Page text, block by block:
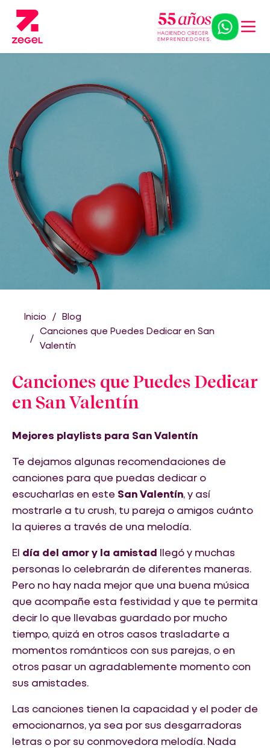
Inicio
Blog
Canciones que Puedes Dedicar en San
Valentín
Canciones que Puedes Dedicar
en San Valentín
Mejores playlists para San Valentín
Te dejamos algunas recomendaciones de
canciones para que puedas dedicar o
escucharlas en este San Valentín, y así
mostrarle a tu crush, tu pareja o amigos cuánto
la quieres a través de una melodía.
El día del amor y la amistad llegó y muchas
personas lo celebrarán de diferentes maneras.
Pero no hay nada mejor que una buena música
que acompañe esta festividad y que te permita
decir lo que llevabas guardado por mucho
tiempo, quizá en otros casos trasladarte a
momentos románticos con sus parejas, o en
otros pasar un agradablemente momento con
sus amistades.
Las canciones tienen la capacidad y el poder de
emocionarnos, ya sea por sus desgarradoras
letras o por su conmovedora melodía. Nada